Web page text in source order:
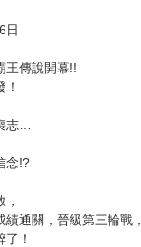
日
王傳說開幕!!
志…
念!?
通關，晉級第三輪戰，
！